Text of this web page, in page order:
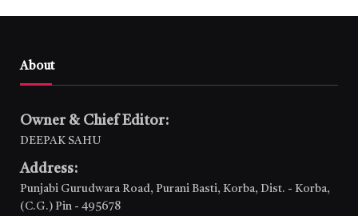
About
Owner & Chief Editor:
DEEPAK SAHU
Address:
Punjabi Gurudwara Road, Purani Basti, Korba, Dist. - Korba,
(C.G.) Pin - 495678